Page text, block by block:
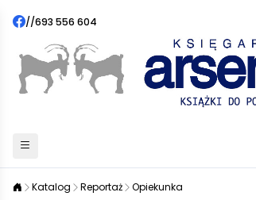
//693 556 604
Katalog Reportaż Opiekunka